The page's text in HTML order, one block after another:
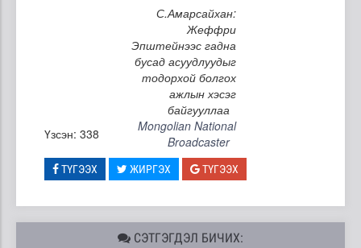
С.Амарсайхан:
Жеффри
Эпштейнээс гадна
бусад асуудлуудыг
тодорхой болгох
ажлын хэсэг
байгууллаа
Үзсэн: 338
Mongolian National
Broadcaster
ТҮГЭЭХ ЖИРГЭХ ТҮГЭЭХ
СЭТГЭГДЭЛ БИЧИХ: